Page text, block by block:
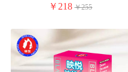
￥218 ￥255